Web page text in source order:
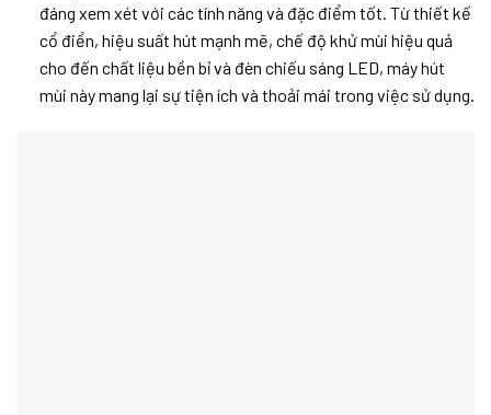
đáng xem xét với các tính năng và đặc điểm tốt. Từ thiết kế
cổ điển, hiệu suất hút mạnh mẽ, chế độ khử mùi hiệu quả
cho đến chất liệu bền bỉ và đèn chiếu sáng LED, máy hút
mùi này mang lại sự tiện ích và thoải mái trong việc sử dụng.